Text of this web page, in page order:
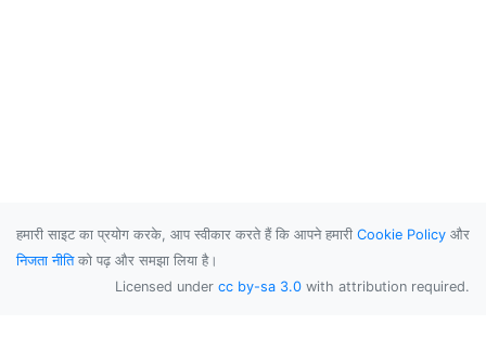
हमारी साइट का प्रयोग करके, आप स्वीकार करते हैं कि आपने हमारी Cookie Policy और
निजता नीतिको पढ़ और समझा लिया है।
Licensed under cc by-sa 3.0 with attribution required.